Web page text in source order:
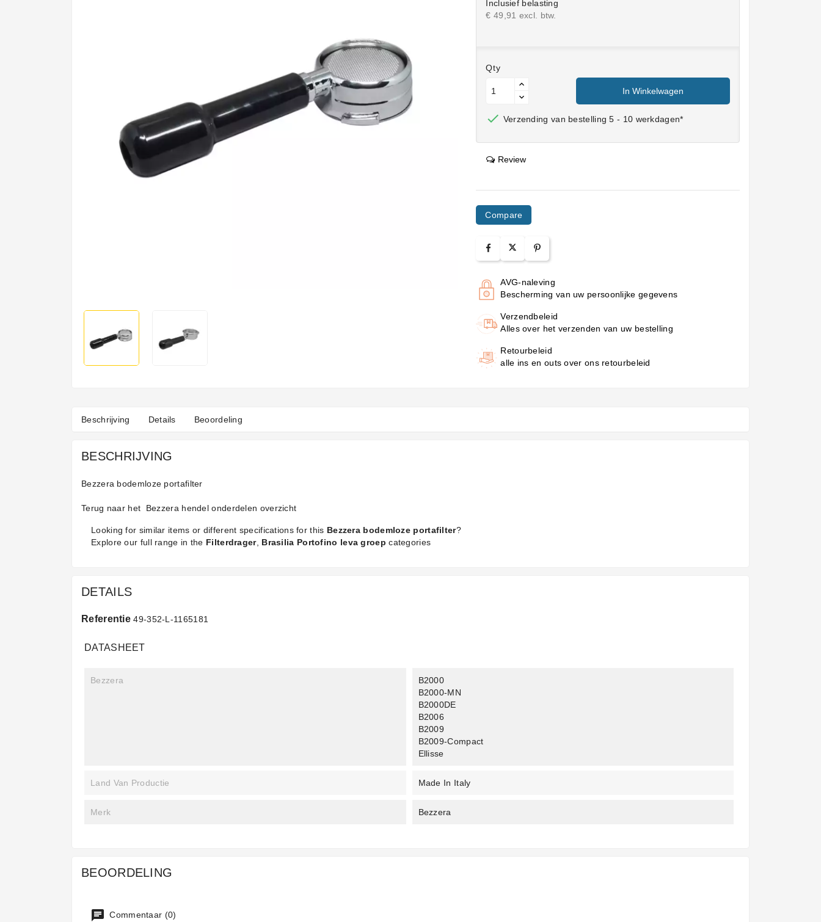
Inclusief belasting
€ 49,91 excl. btw.
Qty
In Winkelwagen
 Verzending van bestelling 5 - 10 werkdagen*
Review
Compare
AVG-naleving
Bescherming van uw persoonlijke gegevens
Verzendbeleid
Alles over het verzenden van uw bestelling
Retourbeleid
alle ins en outs over ons retourbeleid
Beschrijving Details Beoordeling
BESCHRIJVING
Bezzera bodemloze portafilter
Terug naar het Bezzera hendel onderdelen overzicht
Looking for similar items or different specifications for this Bezzera bodemloze portafilter?
Explore our full range in the Filterdrager, Brasilia Portofino leva groep categories
DETAILS
Referentie 49-352-L-1165181
DATASHEET
Bezzera
B2000
B2000-MN
B2000DE
B2006
B2009
B2009-Compact
Ellisse
Land Van Productie Made In Italy
Merk Bezzera
BEOORDELING
Commentaar (0)